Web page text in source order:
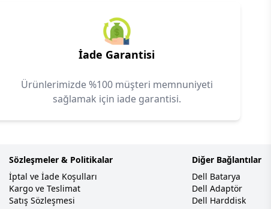
İade Garantisi
Ürünlerimizde %100 müşteri memnuniyeti
sağlamak için iade garantisi.
Sözleşmeler & Politikalar
İptal ve İade Koşulları
Kargo ve Teslimat
Satış Sözleşmesi
Diğer Bağlantılar
Dell Batarya
Dell Adaptör
Dell Harddisk